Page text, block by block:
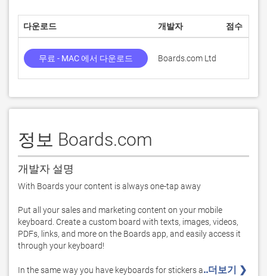
다운로드 개발자 점수
무료 - MAC 에서 다운로드 Boards.com Ltd
정보 Boards.com
개발자 설명
With Boards your content is always one-tap away
Put all your sales and marketing content on your mobile
keyboard. Create a custom board with texts, images, videos,
PDFs, links, and more on the Boards app, and easily access it
through your keyboard!
In the same way you have keyboards for stickers a..더보기 ❯